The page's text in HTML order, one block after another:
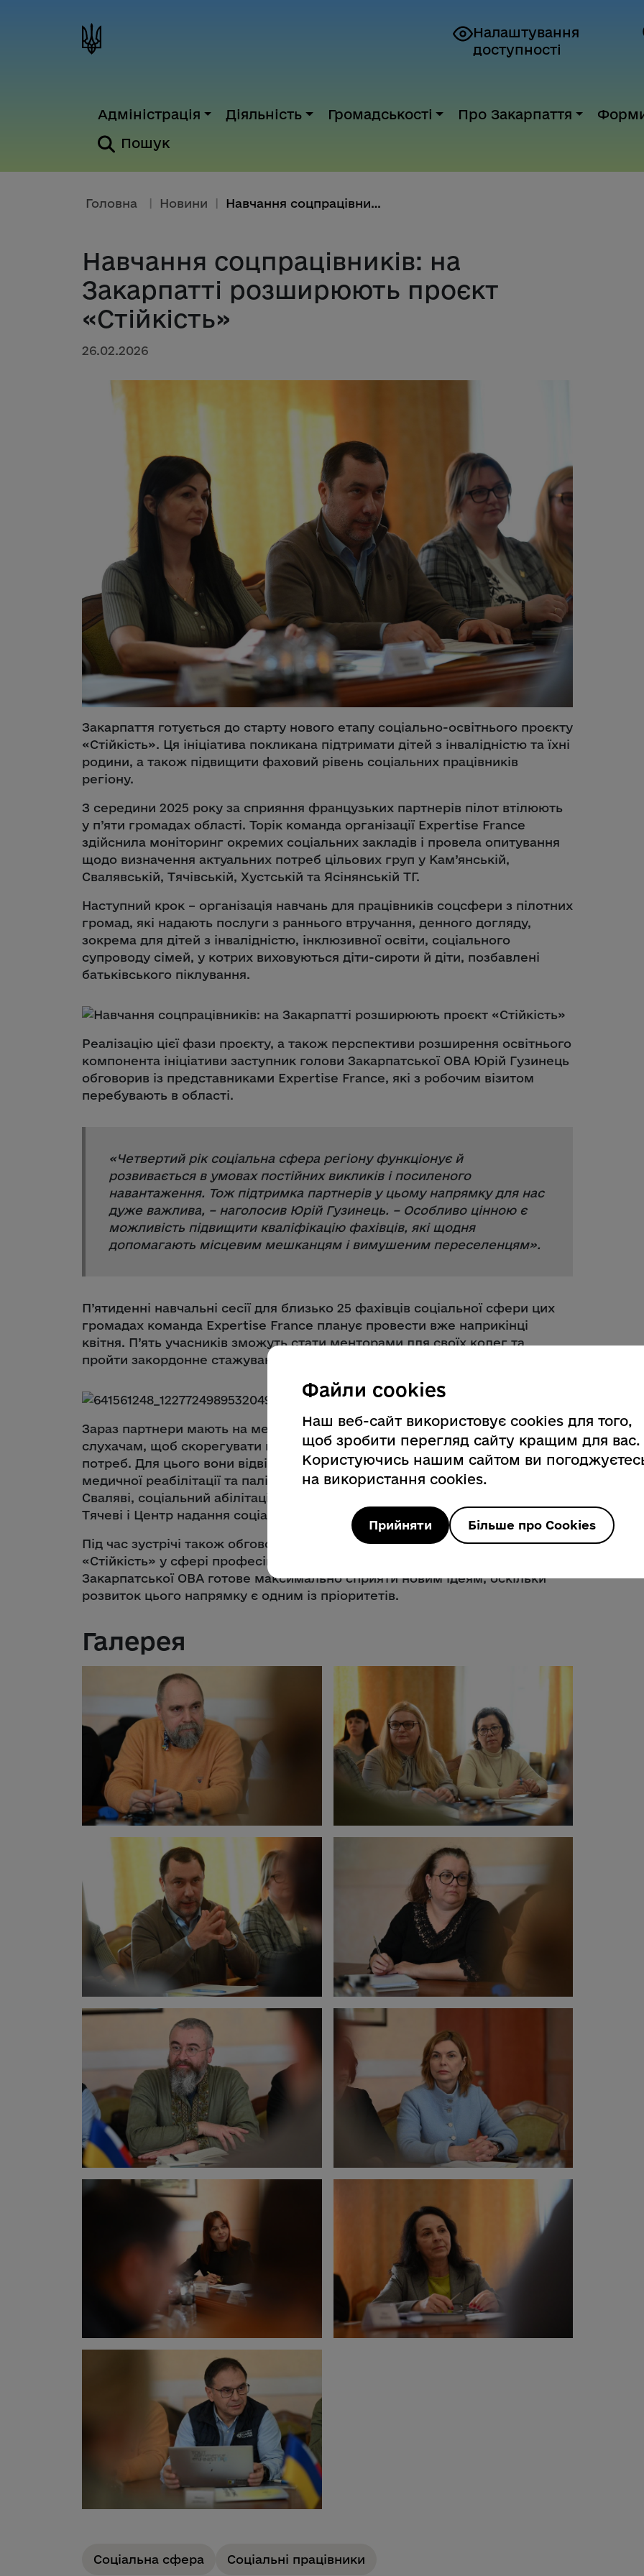
Налаштування
доступності
Адміністрація Діяльність Громадськості Про Закарпаття
Пошук
Головна Новини Навчання соцпрацівників: на За...
Навчання соцпрацівників: на
Закарпатті розширюють проєкт
«Стійкість»
26.02.2026
Закарпаття готується до старту нового етапу соціально-освітнього проєкту
«Стійкість». Ця ініціатива покликана підтримати дітей з інвалідністю та їхні
родини, а також підвищити фаховий рівень соціальних працівників
регіону.
З середини 2025 року за сприяння французьких партнерів пілот втілюють
у п’яти громадах області. Торік команда організації Expertise France
здійснила моніторинг окремих соціальних закладів і провела опитування
щодо визначення актуальних потреб цільових груп у Кам’янській,
Свалявській, Тячівській, Хустській та Ясінянській ТГ.
Наступний крок – організація навчань для працівників соцсфери з пілотних
громад, які надають послуги з раннього втручання, денного догляду,
зокрема для дітей з інвалідністю, інклюзивної освіти, соціального
супроводу сімей, у котрих виховуються діти-сироти й діти, позбавлені
батьківського піклування.
Реалізацію цієї фази проєкту, а також перспективи розширення освітнього
компонента ініціативи заступник голови Закарпатської ОВА Юрій Гузинець
обговорив із представниками Expertise France, які з робочим візитом
перебувають в області.
«Четвертий рік соціальна сфера регіону функціонує й
розвивається в умовах постійних викликів і посиленого
навантаження. Тож підтримка партнерів у цьому напрямку для нас
дуже важлива, – наголосив Юрій Гузинець. – Особливо цінною є
можливість підвищити кваліфікацію фахівців, які щодня
допомагають місцевим мешканцям і вимушеним переселенцям».
П’ятиденні навчальні сесії для близько 25 фахівців соціальної сфери цих
громадах команда Expertise France планує провести вже наприкінці
квітня. П’ять учасників зможуть стати менторами для своїх колег та
пройти закордонне стажування, розповів керівник проєкту П’єр Кутаз.
Зараз партнери мають на меті презентувати освітній курс потенційним
слухачам, щоб скорегувати його програму відповідно до актуальних
потреб. Для цього вони відвідають Інклюзивно-ресурсний центр, центр
медичної реабілітації та паліативної допомоги дітям «Діва Марія» у
Сваляві, соціальний абілітаційно-реабілітаційний центр «Парасолька» у
Тячеві і Центр надання соціальних послуг у Камʼянському.
Під час зустрічі також обговорили перспективи розширення проєкту
«Стійкість» у сфері професійно-технічної освіти. Керівництво
Закарпатської ОВА готове максимально сприяти новим ідеям, оскільки
розвиток цього напрямку є одним із пріоритетів.
Галерея
Соціальна сфера Соціальні працівники
Файли cookies
Наш веб-сайт використовує cookies для того,
щоб зробити перегляд сайту кращим для вас.
Користуючись нашим сайтом ви
на використання cookies.
Прийняти Більше про Cookies